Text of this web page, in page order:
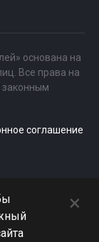
основана на
Все права на
законным
соглашение
×